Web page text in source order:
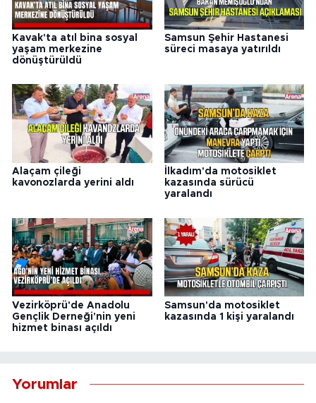
Kavak'ta atıl bina sosyal
yaşam merkezine
dönüştürüldü
Samsun Şehir Hastanesi
süreci masaya yatırıldı
Alaçam çileği
kavonozlarda yerini aldı
İlkadım'da motosiklet
kazasında sürücü
yaralandı
Vezirköprü'de Anadolu
Gençlik Derneği'nin yeni
hizmet binası açıldı
Samsun'da motosiklet
kazasında 1 kişi yaralandı
Yorumlar